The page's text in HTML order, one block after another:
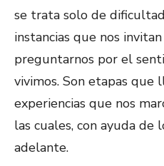
se trata solo de
instancias que nos
preguntarnos por el
vivimos. Son etapas que
experiencias que nos
las cuales, con ayuda de
adelante.